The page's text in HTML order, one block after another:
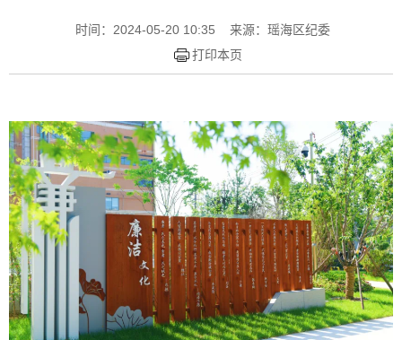
时间：2024-05-20 10:35
来源：瑶海区纪委
打印本页